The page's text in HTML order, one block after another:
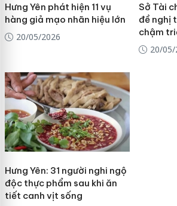
Hưng Yên phát hiện 11 vụ
hàng giả mạo nhãn hiệu lớn
20/05/2026
Sở Tài
đề nghị
chậm
20/05/
Hưng Yên: 31 người nghi ngộ
độc thực phẩm sau khi ăn
tiết canh vịt sống